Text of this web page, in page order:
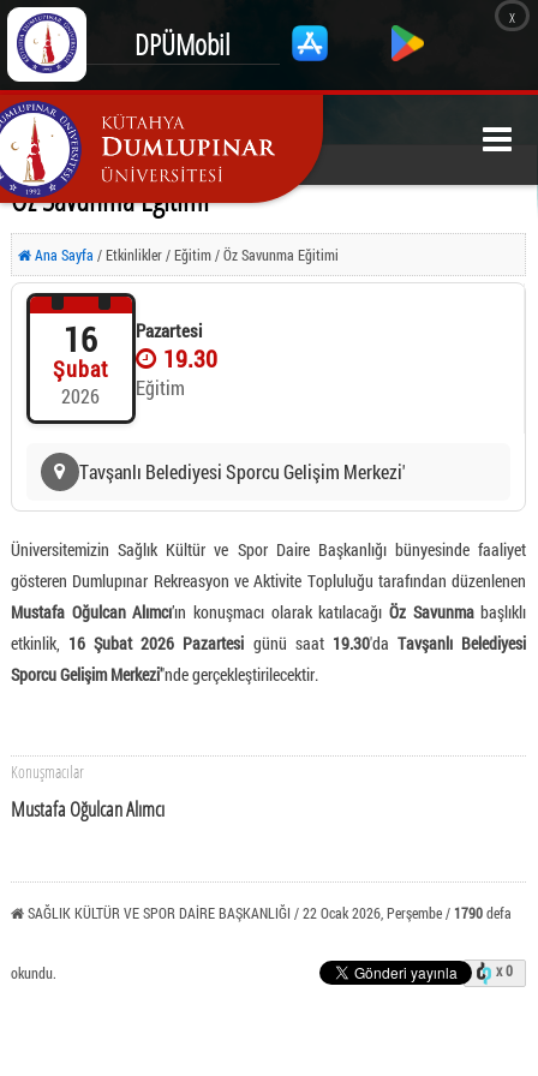
DPÜMobil
x
Öz Savunma Eğitimi
Ana Sayfa / Etkinlikler / Eğitim / Öz Savunma Eğitimi
16
Şubat
2026
Pazartesi
19.30
Eğitim
Tavşanlı Belediyesi Sporcu Gelişim Merkezi'
Üniversitemizin Sağlık Kültür ve Spor Daire Başkanlığı bünyesinde faaliyet
gösteren Dumlupınar Rekreasyon ve Aktivite Topluluğu tarafından düzenlenen
Mustafa Oğulcan Alımcı’ın konuşmacı olarak katılacağı Öz Savunmabaşlıklı
etkinlik, 16 Şubat 2026 Pazartesi günü saat 19.30'daTavşanlı Belediyesi
Sporcu Gelişim Merkezi''nde gerçekleştirilecektir.
Konuşmacılar
Mustafa Oğulcan Alımcı
SAĞLIK KÜLTÜR VE SPOR DAİRE BAŞKANLIĞI / 22 Ocak 2026, Perşembe /1790defa
okundu. x 0